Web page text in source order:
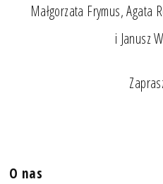
Małgorzata Frymus, Agata
i Janusz
O nas